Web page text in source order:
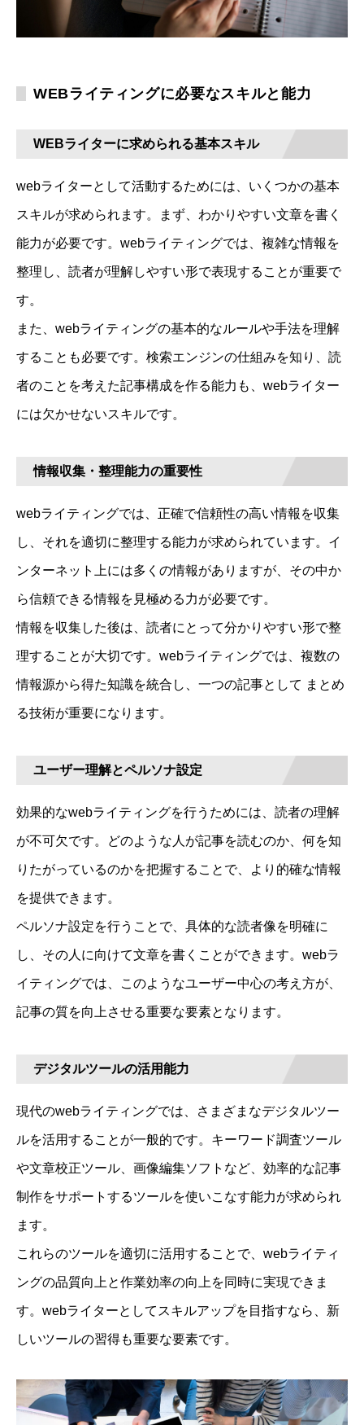
WEBライティングに必要なスキルと能力
WEBライターに求められる基本スキル
webライターとして活動するためには、いくつかの基本
スキルが求められます。まず、わかりやすい文章を書く
能力が必要です。webライティングでは、複雑な情報を
整理し、読者が理解しやすい形で表現することが重要で
す。
また、webライティングの基本的なルールや手法を理解
することも必要です。検索エンジンの仕組みを知り、読
者のことを考えた記事構成を作る能力も、webライター
には欠かせないスキルです。
情報収集・整理能力の重要性
webライティングでは、正確で信頼性の高い情報を収集
し、それを適切に整理する能力が求められています。イ
ンターネット上には多くの情報がありますが、その中か
ら信頼できる情報を見極める力が必要です。
情報を収集した後は、読者にとって分かりやすい形で整
理することが大切です。webライティングでは、複数の
情報源から得た知識を統合し、一つの記事として まとめ
る技術が重要になります。
ユーザー理解とペルソナ設定
効果的なwebライティングを行うためには、読者の理解
が不可欠です。どのような人が記事を読むのか、何を知
りたがっているのかを把握することで、より的確な情報
を提供できます。
ペルソナ設定を行うことで、具体的な読者像を明確に
し、その人に向けて文章を書くことができます。webラ
イティングでは、このようなユーザー中心の考え方が、
記事の質を向上させる重要な要素となります。
デジタルツールの活用能力
現代のwebライティングでは、さまざまなデジタルツー
ルを活用することが一般的です。キーワード調査ツール
や文章校正ツール、画像編集ソフトなど、効率的な記事
制作をサポートするツールを使いこなす能力が求められ
ます。
これらのツールを適切に活用することで、webライティ
ングの品質向上と作業効率の向上を同時に実現できま
す。webライターとしてスキルアップを目指すなら、新
しいツールの習得も重要な要素です。